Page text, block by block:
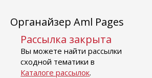
Органайзер Aml Pages
Рассылка закрыта
Вы можете найти рассылки
сходной тематики в
Каталоге рассылок.